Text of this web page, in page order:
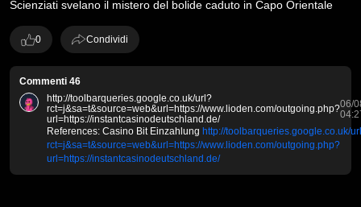
Scienziati svelano il mistero del bolide caduto in Capo Orientale
0 Condividi
Commenti 46
http://toolbarqueries.google.co.uk/url?
rct=j&sa=t&source=web&url=https://www.lioden.com/outgoing.php?
url=https://instantcasinodeutschland.de/
06/
References: Casino Bit Einzahlung http://toolbarqueries.google.co.uk/
rct=j&sa=t&source=web&url=https://www.lioden.com/outgoing.php?
url=https://instantcasinodeutschland.de/